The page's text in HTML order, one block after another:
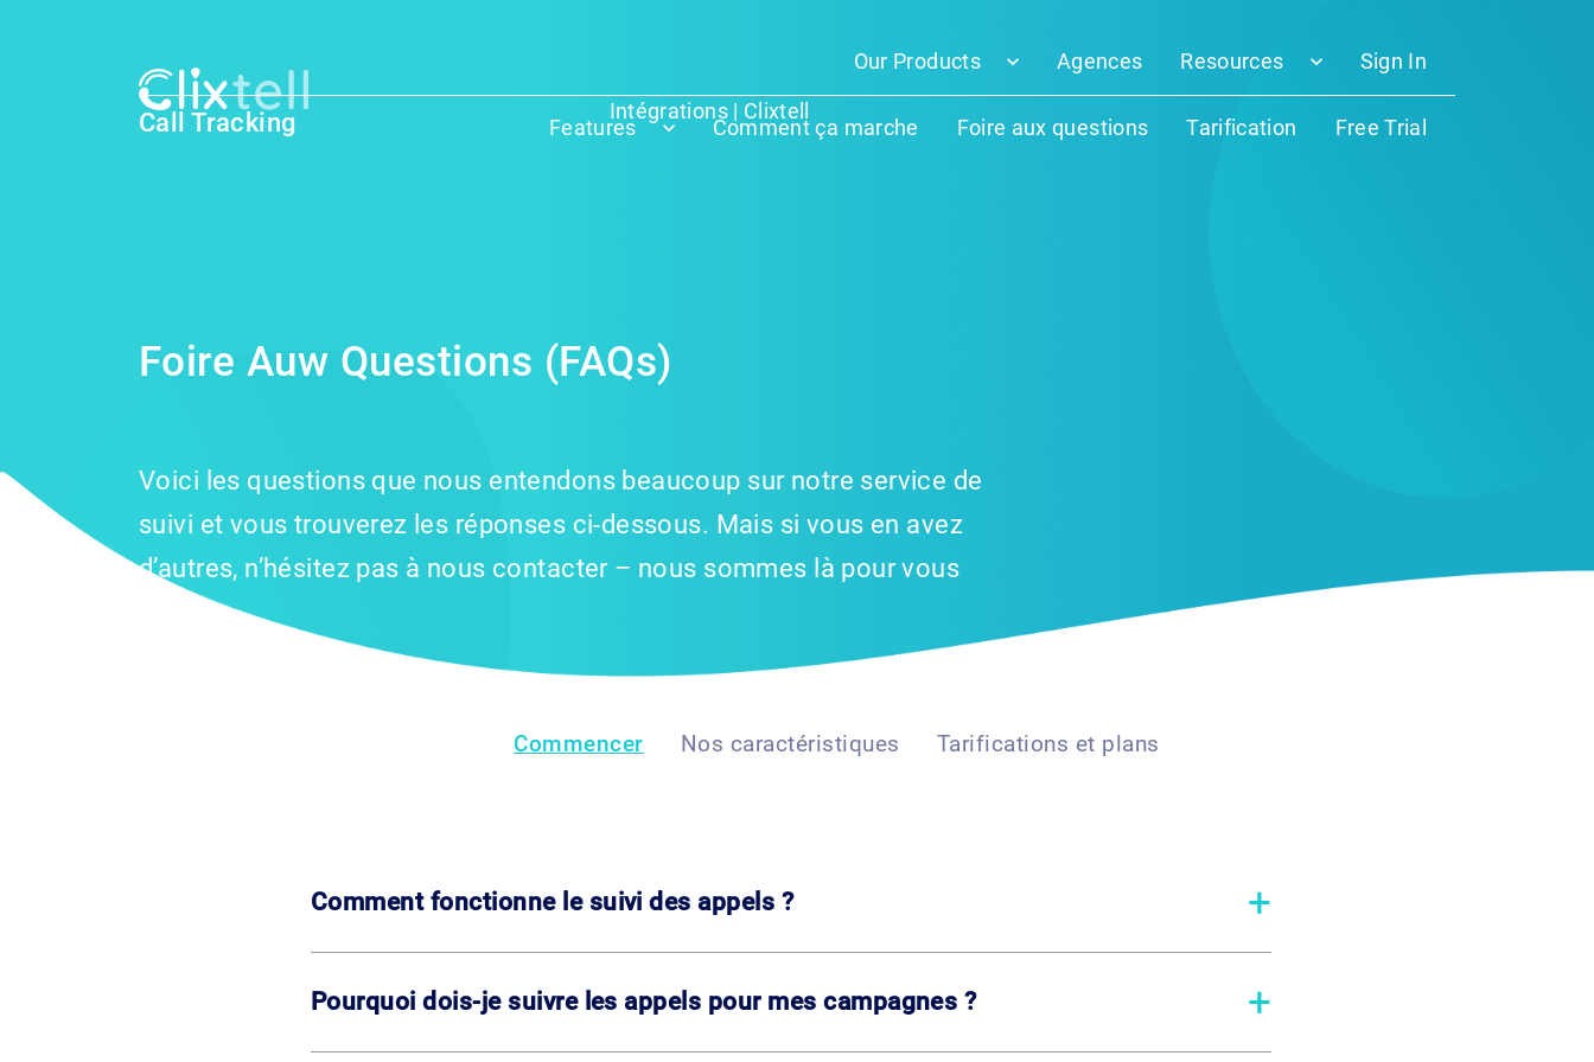
Our Products Agences Resources
Sign In
Intégrations | Clixtell
Call Tracking Features Comment ça marche Foire aux questions Tarification Free Trial
Foire Auw Questions (FAQs)
Voici les questions que nous entendons beaucoup sur notre service de
suivi et vous trouverez les réponses ci-dessous. Mais si vous en avez
d’autres, n’hésitez pas à nous contacter – nous sommes là pour vous
Commencer Nos caractéristiques Tarifications et plans
Comment fonctionne le suivi des appels ? +
Pourquoi dois-je suivre les appels pour mes campagnes ? +